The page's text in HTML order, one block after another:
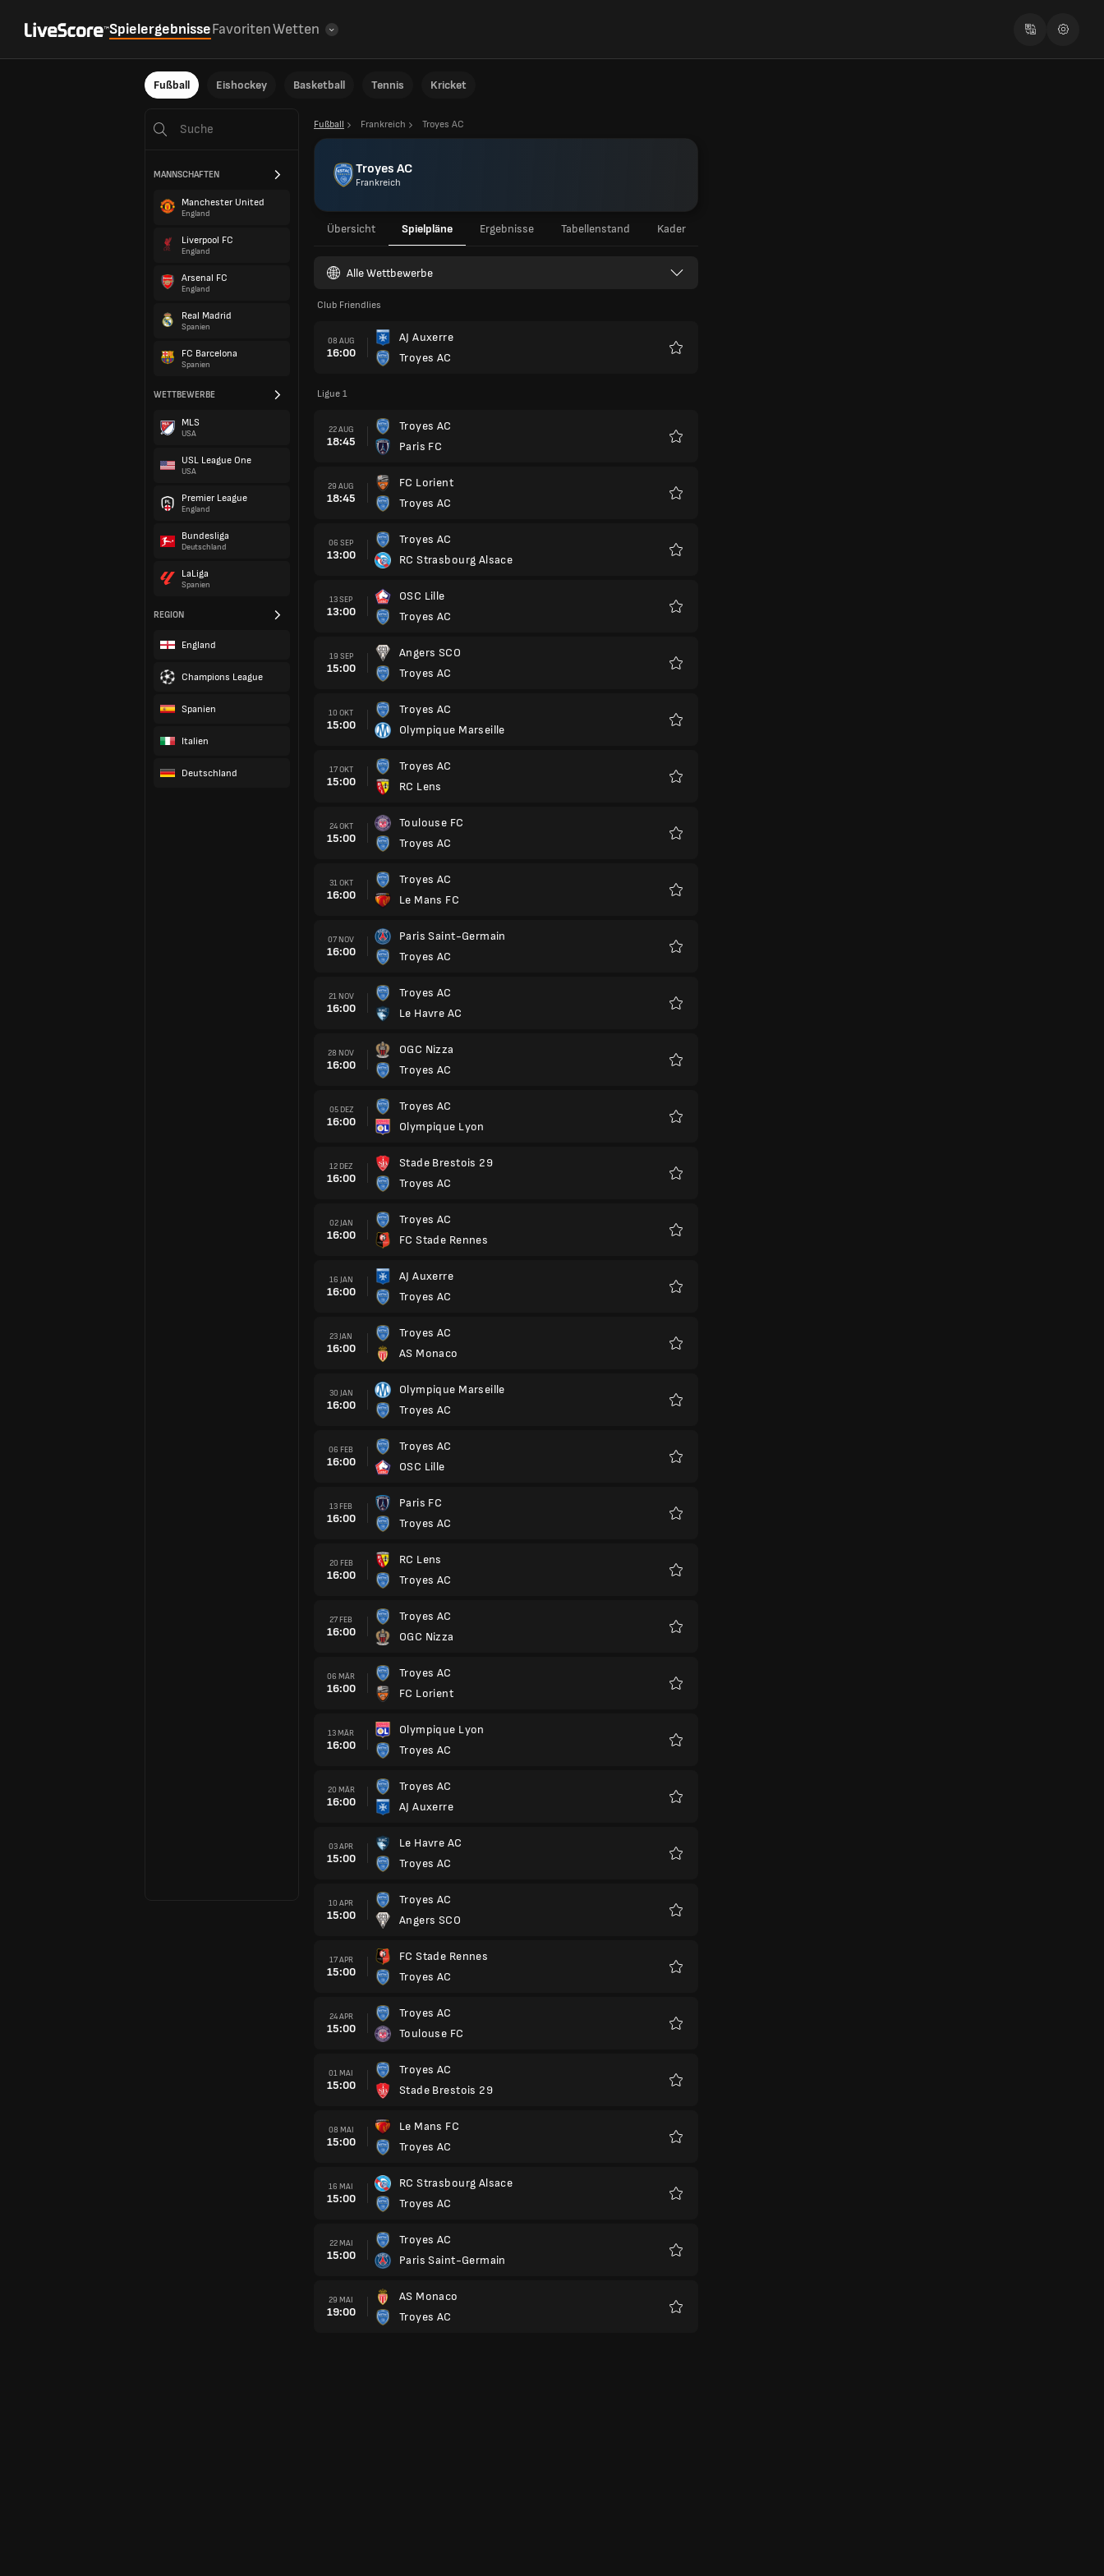
SpielergebnisseFavoritenWetten
Fußball Eishockey Basketball Tennis Kricket
MANNSCHAFTEN
Manchester United
England
Liverpool FC
England
Arsenal FC
England
Real Madrid
Spanien
FC Barcelona
Spanien
WETTBEWERBE
MLS
USA
USL League One
USA
Premier League
England
Bundesliga
Deutschland
LaLiga
Spanien
REGION
England
Champions League
Spanien
Italien
Deutschland
Fußball Frankreich Troyes AC
Troyes AC
Frankreich
Übersicht Spielpläne Ergebnisse Tabellenstand Kader
Alle Wettbewerbe
Club Friendlies
08 AUG
16:00
AJ Auxerre
Troyes AC
Ligue 1
22 AUG
18:45
Troyes AC
Paris FC
29 AUG
18:45
FC Lorient
Troyes AC
06 SEP
13:00
Troyes AC
RC Strasbourg Alsace
13 SEP
13:00
OSC Lille
Troyes AC
19 SEP
15:00
Angers SCO
Troyes AC
10 OKT
15:00
Troyes AC
Olympique Marseille
17 OKT
15:00
Troyes AC
RC Lens
24 OKT
15:00
Toulouse FC
Troyes AC
31 OKT
16:00
Troyes AC
Le Mans FC
07 NOV
16:00
Paris Saint-Germain
Troyes AC
21 NOV
16:00
Troyes AC
Le Havre AC
28 NOV
16:00
OGC Nizza
Troyes AC
05 DEZ
16:00
Troyes AC
Olympique Lyon
12 DEZ
16:00
Stade Brestois 29
Troyes AC
02 JAN
16:00
Troyes AC
FC Stade Rennes
16 JAN
16:00
AJ Auxerre
Troyes AC
23 JAN
16:00
Troyes AC
AS Monaco
30 JAN
16:00
Olympique Marseille
Troyes AC
06 FEB
16:00
Troyes AC
OSC Lille
13 FEB
16:00
Paris FC
Troyes AC
20 FEB
16:00
RC Lens
Troyes AC
27 FEB
16:00
Troyes AC
OGC Nizza
06 MÄR
16:00
Troyes AC
FC Lorient
13 MÄR
16:00
Olympique Lyon
Troyes AC
20 MÄR
16:00
Troyes AC
AJ Auxerre
03 APR
15:00
Le Havre AC
Troyes AC
10 APR
15:00
Troyes AC
Angers SCO
17 APR
15:00
FC Stade Rennes
Troyes AC
24 APR
15:00
Troyes AC
Toulouse FC
01 MAI
15:00
Troyes AC
Stade Brestois 29
08 MAI
15:00
Le Mans FC
Troyes AC
16 MAI
15:00
RC Strasbourg Alsace
Troyes AC
22 MAI
15:00
Troyes AC
Paris Saint-Germain
29 MAI
19:00
AS Monaco
Troyes AC